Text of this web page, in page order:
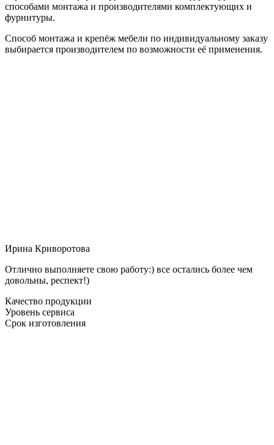
способами монтажа и производителями комплектующих и
фурнитуры.
Способ монтажа и крепёж мебели по индивидуальному заказу
выбирается производителем по возможности её применения.
Ирина Криворотова
Отлично выполняете свою работу:) все остались более чем
довольны, респект!)
Качество продукции
Уровень сервиса
Срок изготовления